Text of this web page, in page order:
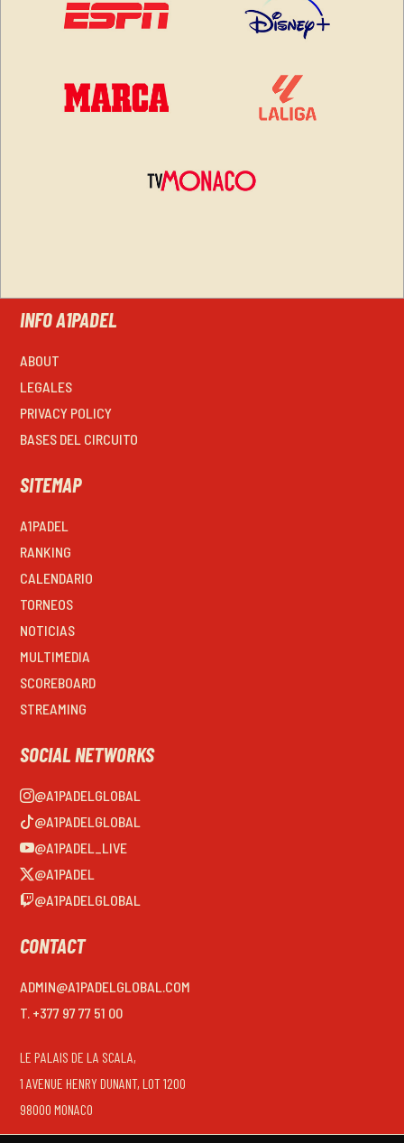
INFO A1PADEL
ABOUT
LEGALES
PRIVACY POLICY
BASES DEL CIRCUITO
SITEMAP
A1PADEL
RANKING
CALENDARIO
TORNEOS
NOTICIAS
MULTIMEDIA
SCOREBOARD
STREAMING
SOCIAL NETWORKS
@A1PADELGLOBAL
@A1PADELGLOBAL
@A1PADEL_LIVE
@A1PADEL
@A1PADELGLOBAL
CONTACT
ADMIN@A1PADELGLOBAL.COM
T. +377 97 77 51 00
LE PALAIS DE LA SCALA,
1 AVENUE HENRY DUNANT, LOT 1200
98000 MONACO